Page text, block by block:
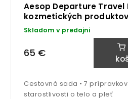
Aesop Departure Travel
kozmetických produktov
Skladom v predajni
65 €
Cestovná sada • 7 prípravkov
starostlivosti o telo a pleť